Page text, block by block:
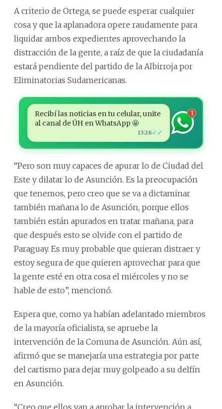
A criterio de Ortega, se puede esperar cualquier
cosa y que la aplanadora opere raudamente para
liquidar ambos expedientes aprovechando la
distracción de la gente, a raíz de que la ciudadanía
estará pendiente del partido de la Albirroja por
Eliminatorias Sudamericanas.
Recibí las noticias en tu celular, unite
al canal de ÚH en WhatsApp 🤩
13:28✓✓
1
“Pero son muy capaces de apurar lo de Ciudad del
Este y dilatar lo de Asunción. Es la preocupación
que tenemos, pero creo que se va a dictaminar
también mañana lo de Asunción, porque ellos
también están apurados en tratar mañana, para
que después esto se olvide con el partido de
Paraguay. Es muy probable que quieran distraer y
estoy segura de que quieren aprovechar para que
la gente esté en otra cosa el miércoles y no se
hable de esto”, mencionó.
Espera que, como ya habían adelantado miembros
de la mayoría oficialista, se apruebe la
intervención de la Comuna de Asunción. Aún así,
afirmó que se manejaría una estrategia por parte
del cartismo para dejar muy golpeado a su delfín
en Asunción.
“Creo que ellos van a aprobar la intervención a